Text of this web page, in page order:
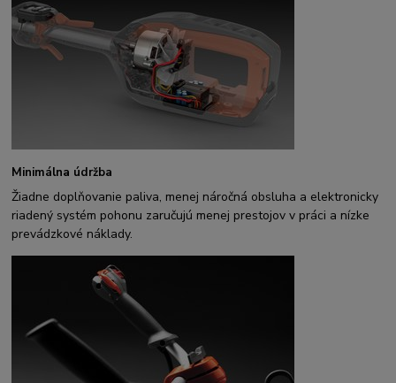
Minimálna údržba
Žiadne doplňovanie paliva, menej náročná obsluha a elektronicky
riadený systém pohonu zaručujú menej prestojov v práci a nízke
prevádzkové náklady.